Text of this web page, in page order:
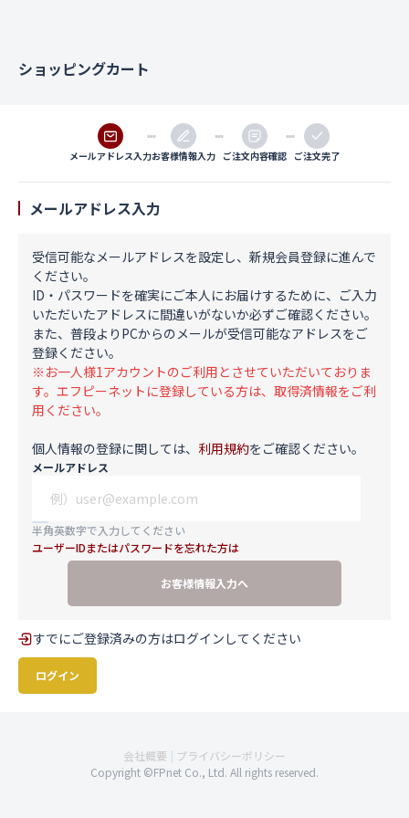
ショッピングカート
メールアドレス入力お客様情報入力 ご注文内容確認 ご注文完了
メールアドレス入力
受信可能なメールアドレスを設定し、新規会員登録に進んで
ください。
ID・パスワードを確実にご本人にお届けするために、ご入力
いただいたアドレスに間違いがないか必ずご確認ください。
また、普段よりPCからのメールが受信可能なアドレスをご
登録ください。
※お一人様1アカウントのご利用とさせていただいておりま
す。エフピーネットに登録している方は、取得済情報をご利
用ください。
個人情報の登録に関しては、 利用規約をご確認ください。
メールアドレス
半角英数字で入力してください
ユーザーIDまたはパスワードを忘れた方は
お客様情報入力へ
すでにご登録済みの方はログインしてください
ログイン
会社概要 | プライバシーポリシー
Copyright ©︎FPnet Co., Ltd. All rights reserved.